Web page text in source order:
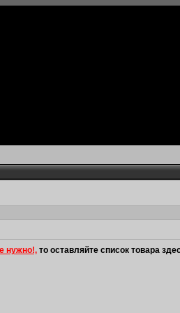
нужно!,то оставляйте список товара